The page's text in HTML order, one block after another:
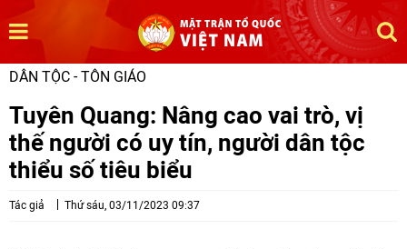
DÂN TỘC - TÔN GIÁO
Tuyên Quang: Nâng cao vai trò, vị
thế người có uy tín, người dân tộc
thiểu số tiêu biểu
Tác giả Thứ sáu, 03/11/2023 09:37